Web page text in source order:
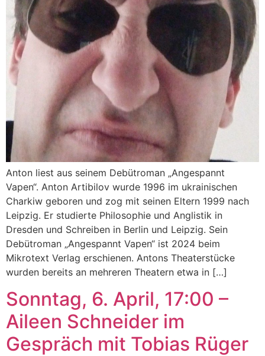
Anton liest aus seinem Debütroman „Angespannt
Vapen“. Anton Artibilov wurde 1996 im ukrainischen
Charkiw geboren und zog mit seinen Eltern 1999 nach
Leipzig. Er studierte Philosophie und Anglistik in
Dresden und Schreiben in Berlin und Leipzig. Sein
Debütroman „Angespannt Vapen“ ist 2024 beim
Mikrotext Verlag erschienen. Antons Theaterstücke
wurden bereits an mehreren Theatern etwa in […]
Sonntag, 6. April, 17:00 –
Aileen Schneider im
Gespräch mit Tobias Rüger